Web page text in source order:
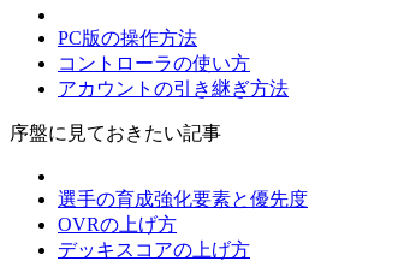
PC版の操作方法
コントローラの使い方
アカウントの引き継ぎ方法
序盤に見ておきたい記事
選手の育成強化要素と優先度
OVRの上げ方
デッキスコアの上げ方